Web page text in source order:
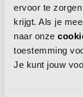
ervoor te
krijgt. Als je
naar onze
toestemming
Je kunt jouw